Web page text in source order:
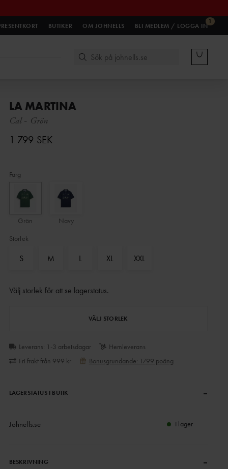
BUTIKER OM JOHNELLS
1
BLI MEDLEM / LOGGA IN
LA MARTINA
Cal - Grön
1 799 SEK
Färg
Grön
Navy
Storlek
S M L XL XXL
Välj storlek för att se lagerstatus.
VÄLJ STORLEK
Leverans: 1-3 arbetsdagar
Hemleverans
Fri frakt från 999 kr
Bonusgrundande: 1799 poäng
LAGERSTATUS I BUTIK –
Johnells.se I lager
BESKRIVNING –